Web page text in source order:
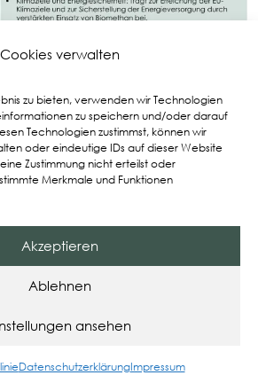
Cookies verwalten
zu bieten, verwenden wir Technologien
zu speichern und/oder darauf
Technologien zustimmst, können wir
oder eindeutige IDs auf dieser Website
Zustimmung nicht erteilst oder
Merkmale und Funktionen
Akzeptieren
Ablehnen
ansehen
DatenschutzerklärungImpressum